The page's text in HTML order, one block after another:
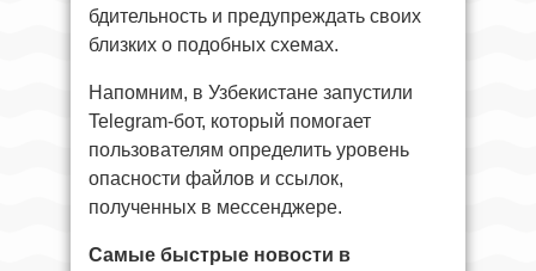
бдительность и предупреждать своих
близких о подобных схемах.
Напомним, в Узбекистане запустили
Telegram-бот, который помогает
пользователям определить уровень
опасности файлов и ссылок,
полученных в мессенджере.
Самые быстрые новости в